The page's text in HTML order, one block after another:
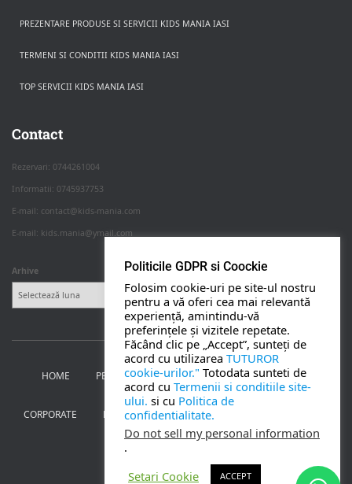
PREZENTARE PRODUSE SI SERVICII KIDS MANIA IASI
TERMENI SI CONDITII KIDS MANIA IASI
TOP SERVICII KIDS MANIA IASI
Contact
Rezervari: 0744261004
Informatii: 0745937753
E-mail: contact@kids-mania.com
E-mail: kids.mania@ymail.com
Arhive
HOME PETRECERI PENTRU COPII NUNTA SI BOTEZ
CORPORATE BANCHETE MOȚ
Politicile GDPR si Coockie
Folosim cookie-uri pe site-ul nostru
pentru a vă oferi cea mai relevantă
experiență, amintindu-vă
preferințele și vizitele repetate.
Făcând clic pe „Accept”, sunteți de
acord cu utilizarea TUTUROR
cookie-urilor." Totodata sunteti de
acord cu Termenii si conditiile site-
ului. si cu Politica de
confidentialitate.
Do not sell my personal information
.
Setari Cookie
ACCEPT
Apasa pe o categorie ca sa vezi serviciile.
PETRECERI COPII
NUNTA
BANCHETE
CORPORATE
TOATE SERVICIILE